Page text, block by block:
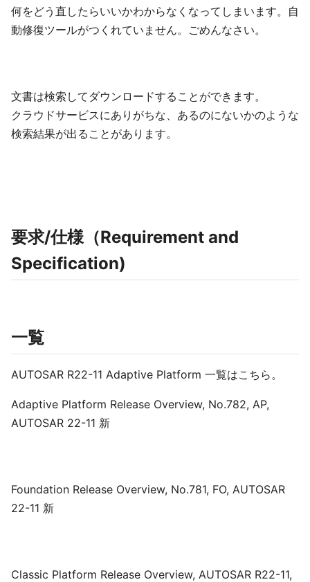
何をどう直したらいいかわからなくなってしまいます。自
動修復ツールがつくれていません。ごめんなさい。
文書は検索してダウンロードすることができます。
クラウドサービスにありがちな、あるのにないかのような
検索結果が出ることがあります。
要求/仕様（Requirement and
Specification)
一覧
AUTOSAR R22-11 Adaptive Platform 一覧はこちら。
Adaptive Platform Release Overview, No.782, AP,
AUTOSAR 22-11 新
Foundation Release Overview, No.781, FO, AUTOSAR
22-11 新
Classic Platform Release Overview, AUTOSAR R22-11,